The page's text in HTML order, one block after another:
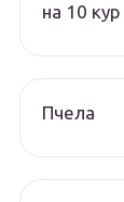
на 10 кур
Пчела